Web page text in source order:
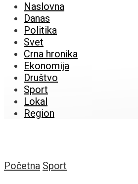
Naslovna
Danas
Politika
Svet
Crna hronika
Ekonomija
Društvo
Sport
Lokal
Region
Početna Sport